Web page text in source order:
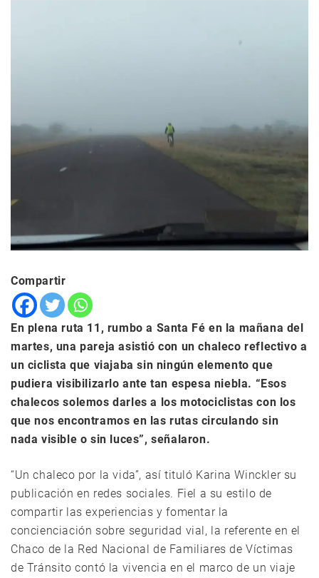
Compartir
En plena ruta 11, rumbo a Santa Fé en la mañana del
martes, una pareja asistió con un chaleco reflectivo a
un ciclista que viajaba sin ningún elemento que
pudiera visibilizarlo ante tan espesa niebla. “Esos
chalecos solemos darles a los motociclistas con los
que nos encontramos en las rutas circulando sin
nada visible o sin luces”, señalaron.
“Un chaleco por la vida”, así tituló Karina Winckler su
publicación en redes sociales. Fiel a su estilo de
compartir las experiencias y fomentar la
concienciación sobre seguridad vial, la referente en el
Chaco de la Red Nacional de Familiares de Víctimas
de Tránsito contó la vivencia en el marco de un viaje